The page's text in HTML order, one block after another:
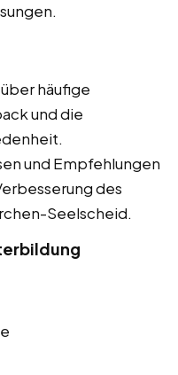
häufige
und die
und Empfehlungen
des
Seelscheid.